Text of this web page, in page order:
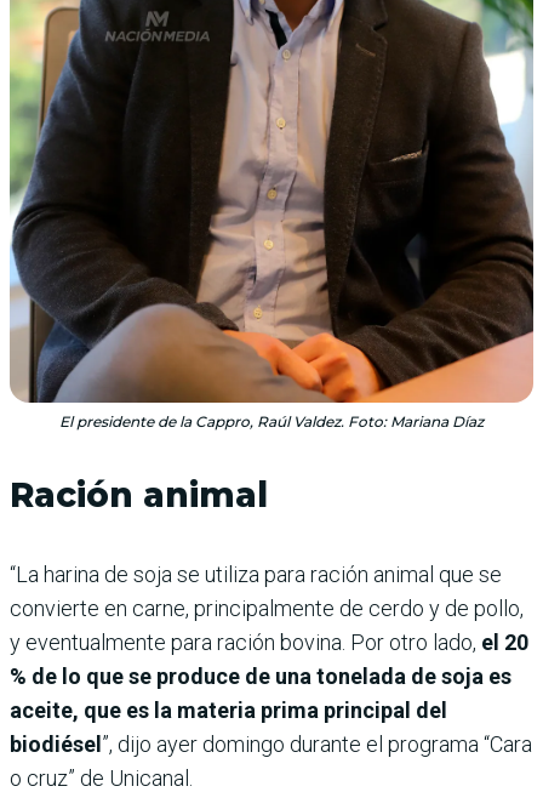
El presidente de la Cappro, Raúl Valdez. Foto: Mariana Díaz
Ración animal
“La harina de soja se utiliza para ración animal que se
convierte en carne, principalmente de cerdo y de pollo,
y eventualmente para ración bovina. Por otro lado, el 20
% de lo que se produce de una tonelada de soja es
aceite, que es la materia prima principal del
biodiésel”, dijo ayer domingo durante el programa “Cara
o cruz” de Unicanal.